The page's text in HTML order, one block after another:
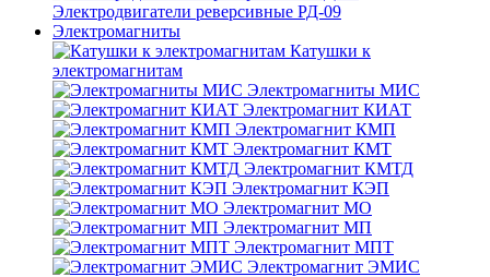
Электродвигатели реверсивные РД-09
Электромагниты
Катушки к
электромагнитам
Электромагниты МИС
Электромагнит КИАТ
Электромагнит КМП
Электромагнит КМТ
Электромагнит КМТД
Электромагнит КЭП
Электромагнит МО
Электромагнит МП
Электромагнит МПТ
Электромагнит ЭМИС